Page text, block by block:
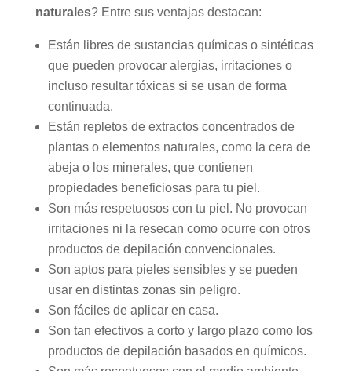
naturales? Entre sus ventajas destacan:
Están libres de sustancias químicas o sintéticas
que pueden provocar alergias, irritaciones o
incluso resultar tóxicas si se usan de forma
continuada.
Están repletos de extractos concentrados de
plantas o elementos naturales, como la cera de
abeja o los minerales, que contienen
propiedades beneficiosas para tu piel.
Son más respetuosos con tu piel. No provocan
irritaciones ni la resecan como ocurre con otros
productos de depilación convencionales.
Son aptos para pieles sensibles y se pueden
usar en distintas zonas sin peligro.
Son fáciles de aplicar en casa.
Son tan efectivos a corto y largo plazo como los
productos de depilación basados en químicos.